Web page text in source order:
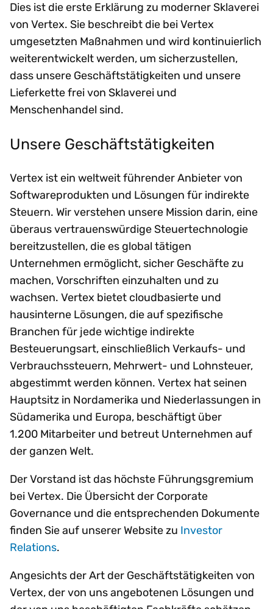
Dies ist die erste Erklärung zu moderner Sklaverei
von Vertex. Sie beschreibt die bei Vertex
umgesetzten Maßnahmen und wird kontinuierlich
weiterentwickelt werden, um sicherzustellen,
dass unsere Geschäftstätigkeiten und unsere
Lieferkette frei von Sklaverei und
Menschenhandel sind.
Unsere Geschäftstätigkeiten
Vertex ist ein weltweit führender Anbieter von
Softwareprodukten und Lösungen für indirekte
Steuern. Wir verstehen unsere Mission darin, eine
überaus vertrauenswürdige Steuertechnologie
bereitzustellen, die es global tätigen
Unternehmen ermöglicht, sicher Geschäfte zu
machen, Vorschriften einzuhalten und zu
wachsen. Vertex bietet cloudbasierte und
hausinterne Lösungen, die auf spezifische
Branchen für jede wichtige indirekte
Besteuerungsart, einschließlich Verkaufs- und
Verbrauchssteuern, Mehrwert- und Lohnsteuer,
abgestimmt werden können. Vertex hat seinen
Hauptsitz in Nordamerika und Niederlassungen in
Südamerika und Europa, beschäftigt über
1.200 Mitarbeiter und betreut Unternehmen auf
der ganzen Welt.
Der Vorstand ist das höchste Führungsgremium
bei Vertex. Die Übersicht der Corporate
Governance und die entsprechenden Dokumente
finden Sie auf unserer Website zu Investor
Relations.
Angesichts der Art der Geschäftstätigkeiten von
Vertex, der von uns angebotenen Lösungen und